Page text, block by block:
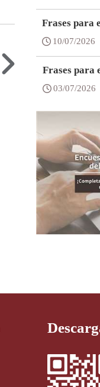
Frases para
10/07/2026
Frases para
03/07/2026